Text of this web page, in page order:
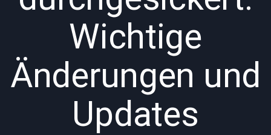
Wichtige
Änderungen und
Updates